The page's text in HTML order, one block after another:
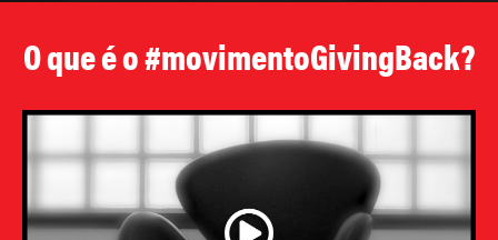
O que é o #movimentoGivingBack?